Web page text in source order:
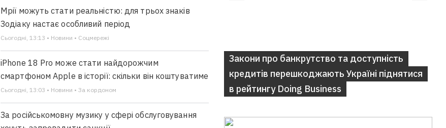
Мрії можуть стати реальністю: для трьох знаків
Зодіаку настає особливий період
Сьогодні, 13:13 • Новини • Соцмережі
iPhone 18 Pro може стати найдорожчим
смартфоном Apple в історії: скільки він коштуватиме
Сьогодні, 13:03 • Новини • За кордоном
За російськомовну музику у сфері обслуговування
Закони про банкрутство та доступність
кредитів перешкоджають Україні піднятися
в рейтингу Doing Business